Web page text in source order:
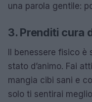
una parola gentile:
3. Prenditi cura
Il benessere fisico è
stato d’animo. Fai
mangia cibi sani e
solo ti sentirai